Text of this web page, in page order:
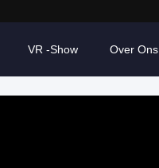
VR -show Over Ons